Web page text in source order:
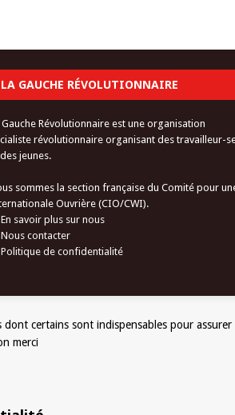
LA GAUCHE RÉVOLUTIONNAIRE
Gauche Révolutionnaire est une organisation
révolutionnaire organisant des travailleur-
jeunes.
sommes la section française du Comité pour
Ouvrière (CIO/CWI).
En savoir plus sur nous
Nous contacter
Politique de confidentialité
dont certains sont indispensables pour
merci